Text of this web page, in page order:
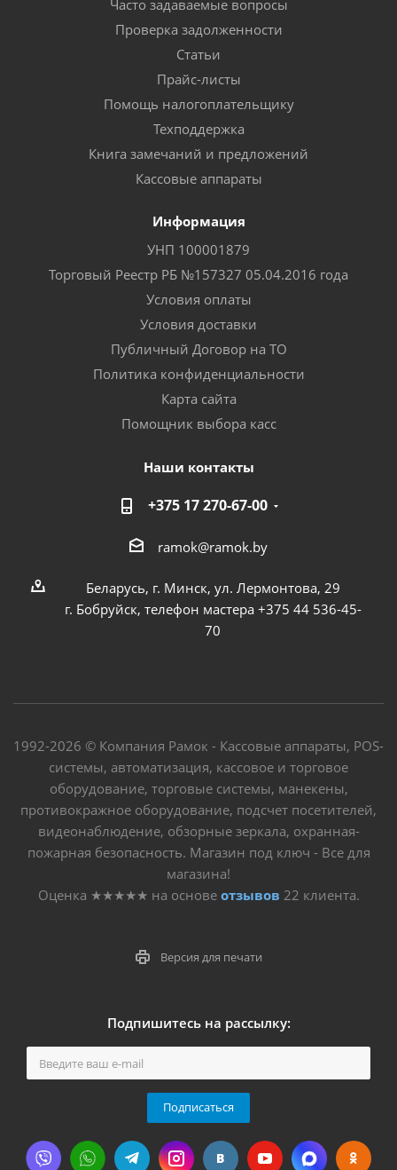
Часто задаваемые вопросы
Проверка задолженности
Статьи
Прайс-листы
Помощь налогоплательщику
Техподдержка
Книга замечаний и предложений
Кассовые аппараты
Информация
УНП 100001879
Торговый Реестр РБ №157327 05.04.2016 года
Условия оплаты
Условия доставки
Публичный Договор на ТО
Политика конфиденциальности
Карта сайта
Помощник выбора касс
Наши контакты
+375 17 270-67-00
ramok@ramok.by
Беларусь, г. Минск, ул. Лермонтова, 29
г. Бобруйск, телефон мастера +375 44 536-45-
70
1992-2026 © Компания Рамок - Кассовые аппараты, POS-
системы, автоматизация, кассовое и торговое
оборудование, торговые системы, манекены,
противокражное оборудование, подсчет посетителей,
видеонаблюдение, обзорные зеркала, охранная-
пожарная безопасность. Магазин под ключ - Все для
магазина!
Оценка ★★★★★ на основе отзывов 22 клиента.
Версия для печати
Подпишитесь на рассылку:
Подписаться